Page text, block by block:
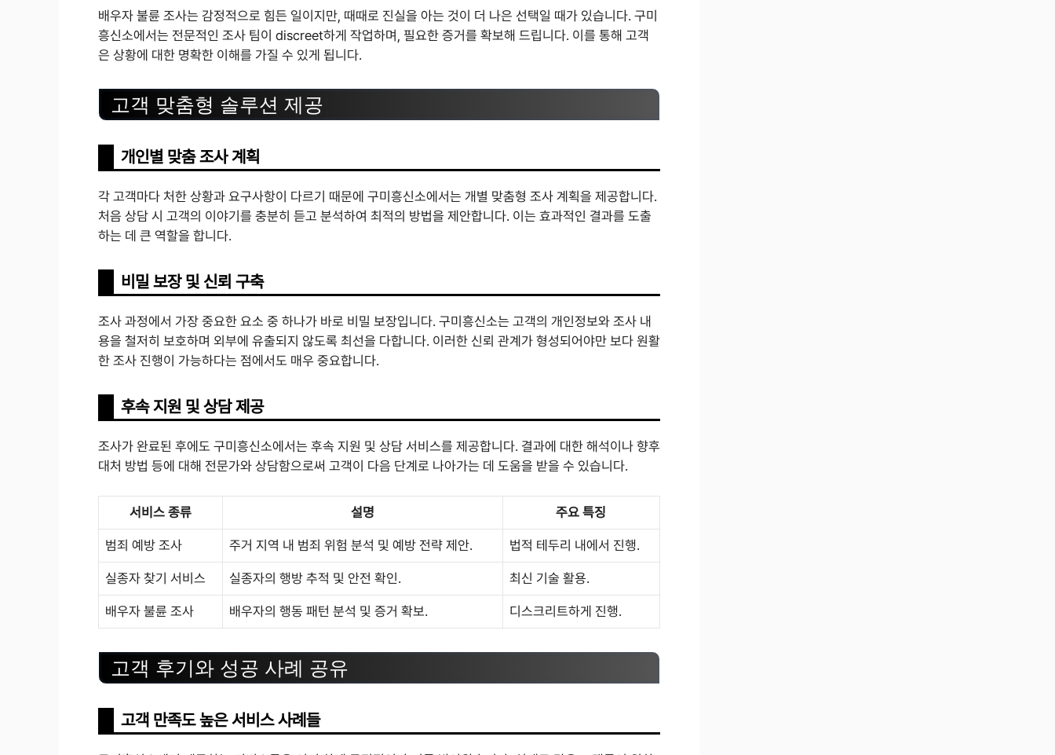
배우자 불륜 조사는 감정적으로 힘든 일이지만, 때때로 진실을 아는 것이 더 나은 선택일 때가 있습니다. 구미
흥신소에서는 전문적인 조사 팀이 discreet하게 작업하며, 필요한 증거를 확보해 드립니다. 이를 통해 고객
은 상황에 대한 명확한 이해를 가질 수 있게 됩니다.
고객 맞춤형 솔루션 제공
개인별 맞춤 조사 계획
각 고객마다 처한 상황과 요구사항이 다르기 때문에 구미흥신소에서는 개별 맞춤형 조사 계획을 제공합니다.
처음 상담 시 고객의 이야기를 충분히 듣고 분석하여 최적의 방법을 제안합니다. 이는 효과적인 결과를 도출
하는 데 큰 역할을 합니다.
비밀 보장 및 신뢰 구축
조사 과정에서 가장 중요한 요소 중 하나가 바로 비밀 보장입니다. 구미흥신소는 고객의 개인정보와 조사 내
용을 철저히 보호하며 외부에 유출되지 않도록 최선을 다합니다. 이러한 신뢰 관계가 형성되어야만 보다 원활
한 조사 진행이 가능하다는 점에서도 매우 중요합니다.
후속 지원 및 상담 제공
조사가 완료된 후에도 구미흥신소에서는 후속 지원 및 상담 서비스를 제공합니다. 결과에 대한 해석이나 향후
대처 방법 등에 대해 전문가와 상담함으로써 고객이 다음 단계로 나아가는 데 도움을 받을 수 있습니다.
서비스 종류 설명 주요 특징
범죄 예방 조사 주거 지역 내 범죄 위험 분석 및 예방 전략 제안. 법적 테두리 내에서 진행.
실종자 찾기 서비스 실종자의 행방 추적 및 안전 확인. 최신 기술 활용.
배우자 불륜 조사 배우자의 행동 패턴 분석 및 증거 확보. 디스크리트하게 진행.
고객 후기와 성공 사례 공유
고객 만족도 높은 서비스 사례들